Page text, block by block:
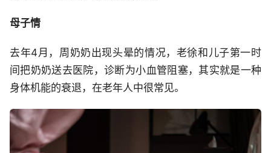
母子情
去年4月，周奶奶出现头晕的情况，老徐和儿子第一时
间把奶奶送去医院，诊断为小血管阻塞，其实就是一种
身体机能的衰退，在老年人中很常见。